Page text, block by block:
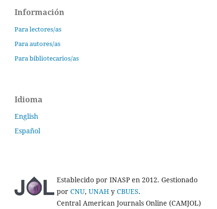
Información
Para lectores/as
Para autores/as
Para bibliotecarios/as
Idioma
English
Español
Establecido por INASP en 2012. Gestionado
por CNU, UNAH y CBUES.
Central American Journals Online (CAMJOL)